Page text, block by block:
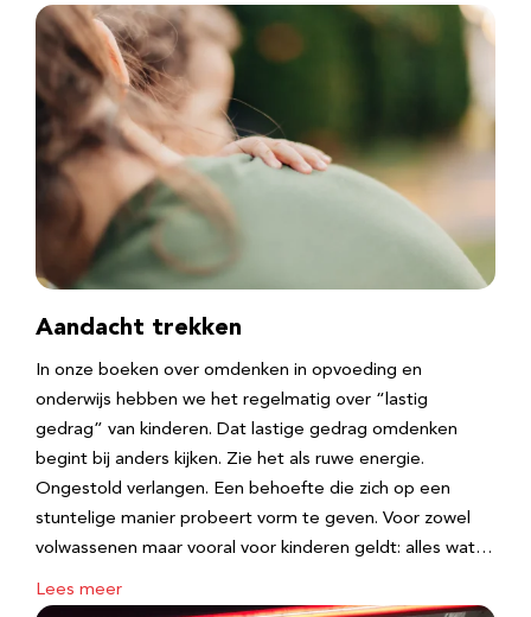
Aandacht trekken
In onze boeken over omdenken in opvoeding en
onderwijs hebben we het regelmatig over “lastig
gedrag” van kinderen. Dat lastige gedrag omdenken
begint bij anders kijken. Zie het als ruwe energie.
Ongestold verlangen. Een behoefte die zich op een
stuntelige manier probeert vorm te geven. Voor zowel
volwassenen maar vooral voor kinderen geldt: alles wat…
Lees meer